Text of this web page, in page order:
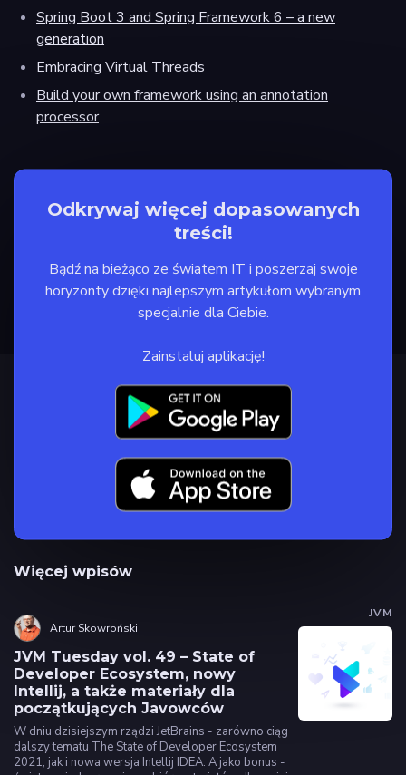
Spring Boot 3 and Spring Framework 6 – a new
generation
Embracing Virtual Threads
Build your own framework using an annotation
processor
Odkrywaj więcej dopasowanych
treści!
Bądź na bieżąco ze światem IT i poszerzaj swoje
horyzonty dzięki najlepszym artykułom wybranym
specjalnie dla Ciebie.
Zainstaluj aplikację!
Więcej wpisów
JVM
Artur Skowroński
JVM Tuesday vol. 49 – State of
Developer Ecosystem, nowy
Intellij, a także materiały dla
początkujących Javowców
W dniu dzisiejszym rządzi JetBrains - zarówno ciąg
dalszy tematu The State of Developer Ecosystem
2021, jak i nowa wersja Intellij IDEA. A jako bonus -